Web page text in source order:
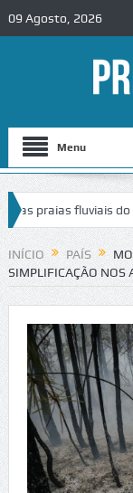
09 Agosto, 2026
Menu
fluviais do
de trânsito no IC2
INÍCIO PAÍS
SIMPLIFICAÇÃO NOS